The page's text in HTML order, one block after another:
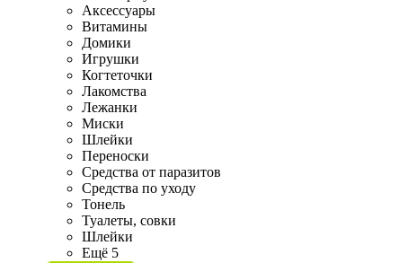
Аксессуары
Витамины
Домики
Игрушки
Когтеточки
Лакомства
Лежанки
Миски
Шлейки
Переноски
Средства от паразитов
Средства по уходу
Тонель
Туалеты, совки
Шлейки
Ещё 5